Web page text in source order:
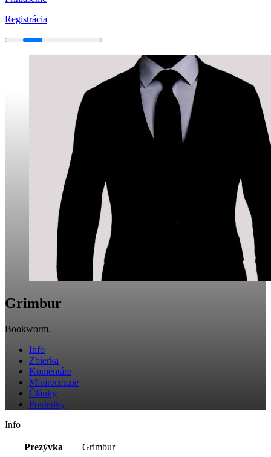
Registrácia
Grimbur
Bookworm.
Info
Zbierka
Komentáre
Minirecenzie
Články
Poviedky
Info
Prezývka
Grimbur